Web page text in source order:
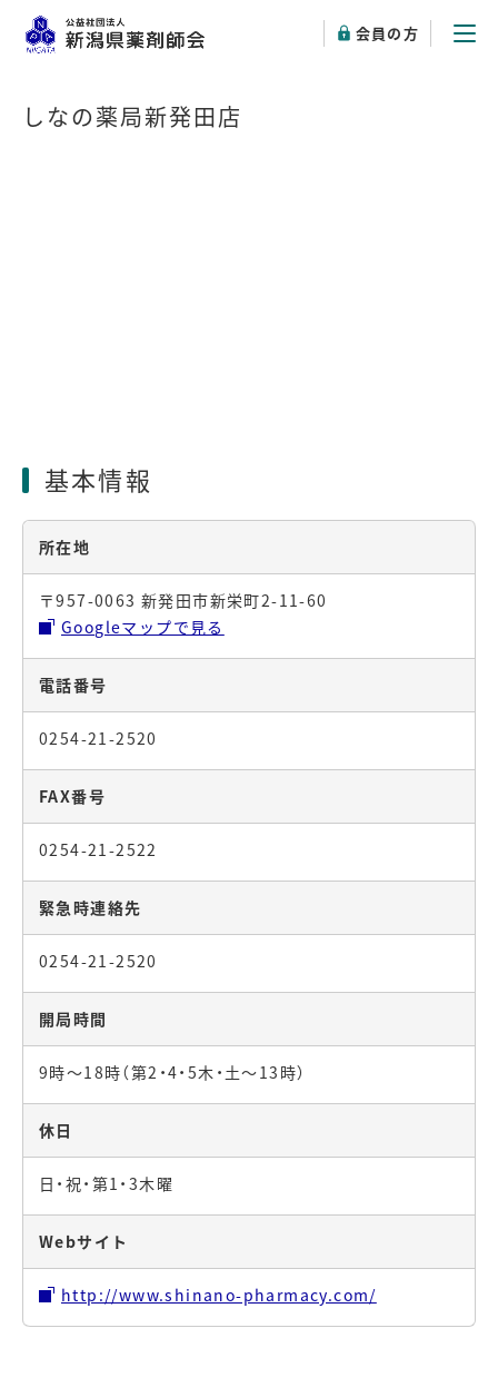
会員の方
しなの薬局新発田店
基本情報
所在地
〒957-0063 新発田市新栄町2-11-60
Googleマップで見る
電話番号
0254-21-2520
FAX番号
0254-21-2522
緊急時連絡先
0254-21-2520
開局時間
9時～18時（第2・4・5木・土～13時）
休日
日・祝・第1・3木曜
Webサイト
http://www.shinano-pharmacy.com/